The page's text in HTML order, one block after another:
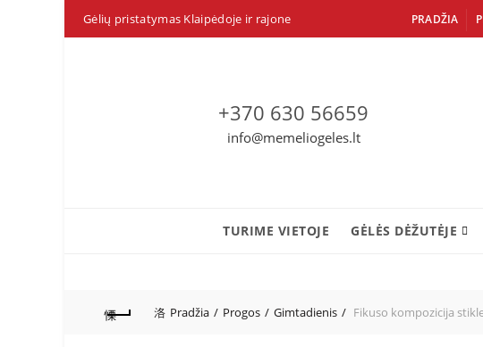
Gėlių pristatymas Klaipėdoje ir rajone PRADŽIA
+370 630 56659
info@memeliogeles.lt
TURIME VIETOJE GĖLĖS DĖŽUTĖJE
Pradžia Progos Gimtadienis Fikuso kompozicija